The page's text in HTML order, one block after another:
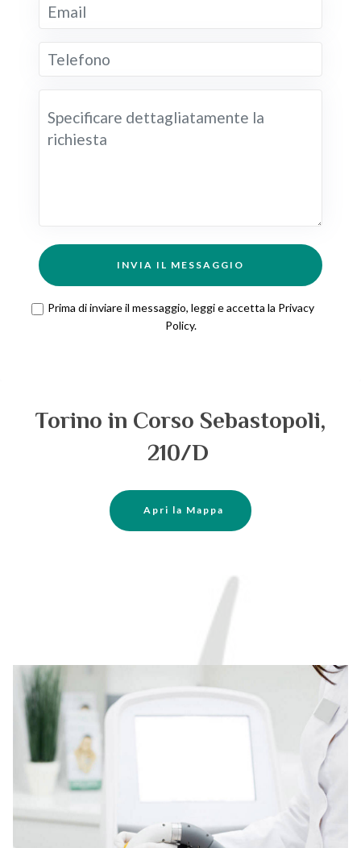
INVIA IL MESSAGGIO
Prima di inviare il messaggio, leggi e accetta la Privacy
Policy.
Torino in Corso Sebastopoli,
210/D
Apri la Mappa